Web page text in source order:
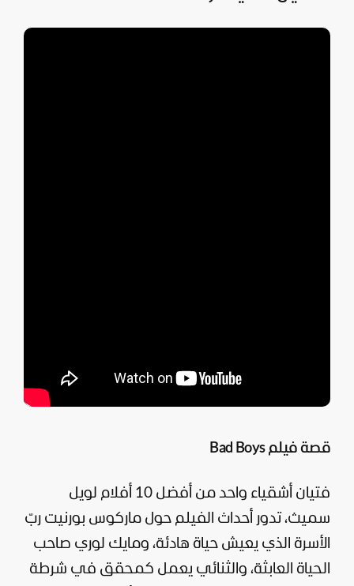
قصة فيلم Bad Boys
فتيان أشقياء واحد من أفضل 10 أفلام لويل
سميث، تدور أحداث الفيلم حول ماركوس بورنيت ربّ
الأسرة الذي يعيش حياة هادئة، ومايك لوري صاحب
الحياة العابثة، والثنائي يعمل كمحقق في شرطة